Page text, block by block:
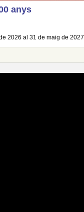
anys
2026 al 31 de maig de 2027